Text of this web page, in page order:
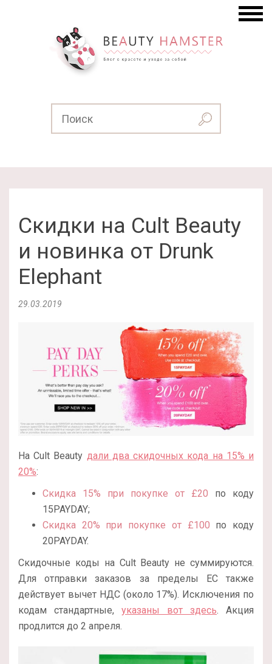
Скидки на Cult Beauty
и новинка от Drunk
Elephant
29.03.2019
На Cult Beauty дали два скидочных кода на 15% и
20%:
Скидка 15% при покупке от £20 по коду
15PAYDAY;
Скидка 20% при покупке от £100 по коду
20PAYDAY.
Скидочные коды на Cult Beauty не суммируются.
Для отправки заказов за пределы ЕС также
действует вычет НДС (около 17%). Исключения по
кодам стандартные, указаны вот здесь. Акция
продлится до 2 апреля.